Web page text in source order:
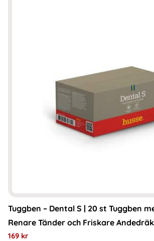
Tuggben – Dental S | 20 st Tuggben
Renare Tänder och Friskare
169 kr